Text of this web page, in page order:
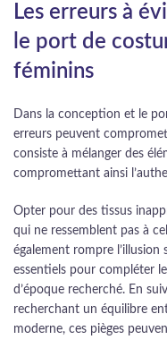
Les erreurs à
le port de
féminins
Dans la conception et le
erreurs peuvent
consiste à mélanger des
compromettant ainsi
Opter pour des tissus
qui ne ressemblent pas à
également rompre l’illusion
essentiels pour compléter
d’époque recherché. En
recherchant un équilibre
moderne, ces pièges